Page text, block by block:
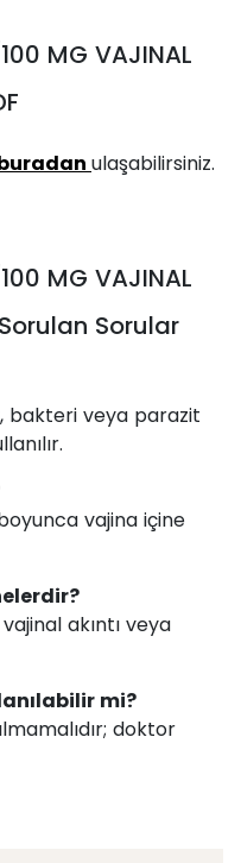
MG VAJINAL
ulaşabilirsiniz.
MG VAJINAL
Sorulan Sorular
bakteri veya parazit
vajina içine
akıntı veya
mi?
doktor